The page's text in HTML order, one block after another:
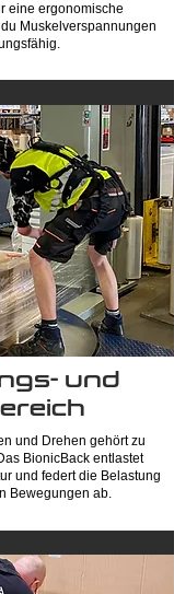
eine ergonomische
Muskelverspannungen
und
und Drehen gehört zu
BionicBack entlastet
und federt die Belastung
Bewegungen ab.